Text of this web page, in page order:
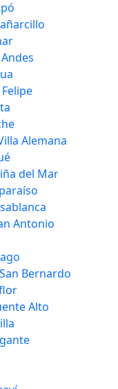
Alemana
del Mar
Antonio
Bernardo
Alto